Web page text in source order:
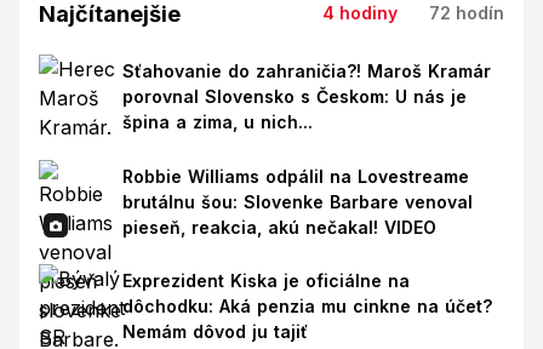
Najčítanejšie 4 hodiny 72 hodín
Sťahovanie do zahraničia?! Maroš Kramár
porovnal Slovensko s Českom: U nás je
špina a zima, u nich...
Robbie Williams odpálil na Lovestreame
brutálnu šou: Slovenke Barbare venoval
pieseň, reakcia, akú nečakal! VIDEO
Exprezident Kiska je oficiálne na
dôchodku: Aká penzia mu cinkne na účet?
Nemám dôvod ju tajiť